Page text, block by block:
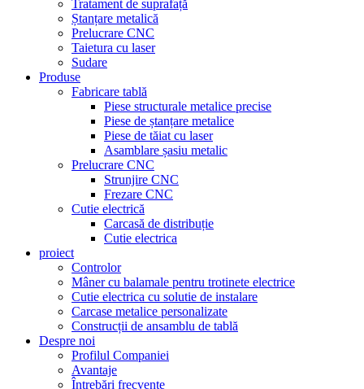
Tratament de suprafață
Ștanțare metalică
Prelucrare CNC
Taietura cu laser
Sudare
Produse
Fabricare tablă
Piese structurale metalice precise
Piese de ștanțare metalice
Piese de tăiat cu laser
Asamblare șasiu metalic
Prelucrare CNC
Strunjire CNC
Frezare CNC
Cutie electrică
Carcasă de distribuție
Cutie electrica
proiect
Controlor
Mâner cu balamale pentru trotinete electrice
Cutie electrica cu solutie de instalare
Carcase metalice personalizate
Construcții de ansamblu de tablă
Despre noi
Profilul Companiei
Avantaje
Întrebări frecvente